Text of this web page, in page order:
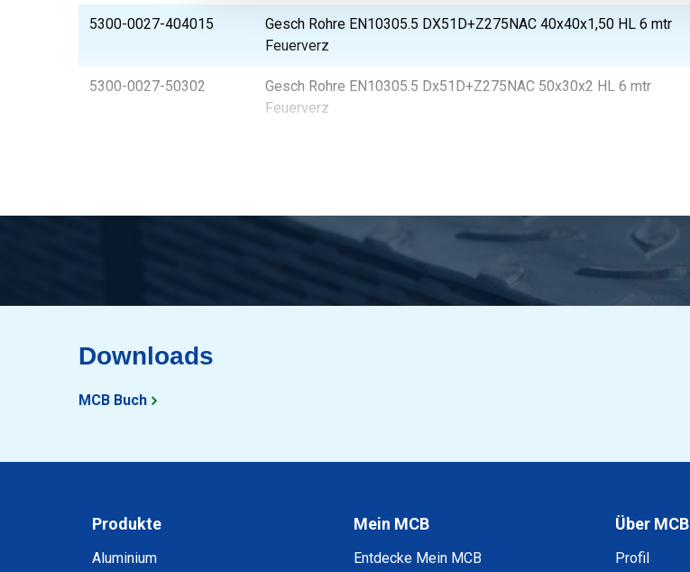
5300-0027-404015
Gesch Rohre EN10305.5 DX51D+Z275NAC 40x40x1,50 HL 6 mtr
Feuerverz
5300-0027-50302
Gesch Rohre EN10305.5 Dx51D+Z275NAC 50x30x2 HL 6 mtr
Feuerverz
Downloads
MCB Buch
Produkte
Aluminium
Mein MCB
Entdecke Mein MCB
Über MCB
Profil